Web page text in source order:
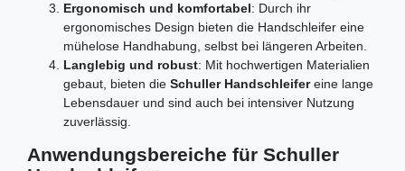
Ergonomisch und komfortabel: Durch ihr
ergonomisches Design bieten die Handschleifer eine
mühelose Handhabung, selbst bei längeren Arbeiten.
Langlebig und robust: Mit hochwertigen Materialien
gebaut, bieten die Schuller Handschleifereine lange
Lebensdauer und sind auch bei intensiver Nutzung
zuverlässig.
Anwendungsbereiche für Schuller